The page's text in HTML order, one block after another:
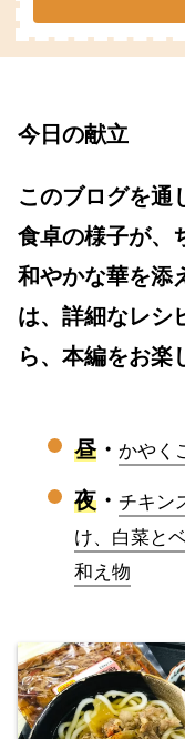
今日の献立
このブログを通
食卓の様子が、
和やかな華を添
は、詳細なレシ
ら、本編をお楽
昼・ かやく
夜 ・ チキン
け、白菜と
和え物